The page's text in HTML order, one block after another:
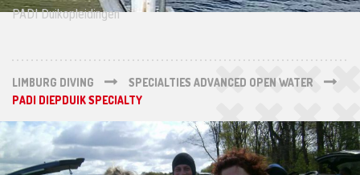
PADI Duikopleidingen
LIMBURG DIVING
SPECIALTIES ADVANCED OPEN WATER
PADI DIEPDUIK SPECIALTY